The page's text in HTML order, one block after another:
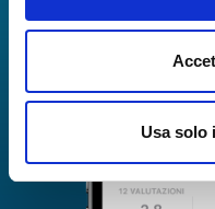
Usa solo